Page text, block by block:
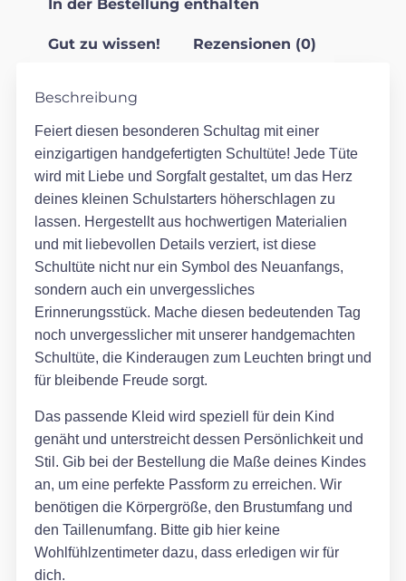
Gut zu wissen! Rezensionen (0)
Beschreibung
Feiert diesen besonderen Schultag mit einer
einzigartigen handgefertigten Schultüte! Jede Tüte
wird mit Liebe und Sorgfalt gestaltet, um das Herz
deines kleinen Schulstarters höherschlagen zu
lassen. Hergestellt aus hochwertigen Materialien
und mit liebevollen Details verziert, ist diese
Schultüte nicht nur ein Symbol des Neuanfangs,
sondern auch ein unvergessliches
Erinnerungsstück. Mache diesen bedeutenden Tag
noch unvergesslicher mit unserer handgemachten
Schultüte, die Kinderaugen zum Leuchten bringt und
für bleibende Freude sorgt.
Das passende Kleid wird speziell für dein Kind
genäht und unterstreicht dessen Persönlichkeit und
Stil. Gib bei der Bestellung die Maße deines Kindes
an, um eine perfekte Passform zu erreichen. Wir
benötigen die Körpergröße, den Brustumfang und
den Taillenumfang. Bitte gib hier keine
Wohlfühlzentimeter dazu, dass erledigen wir für
dich.